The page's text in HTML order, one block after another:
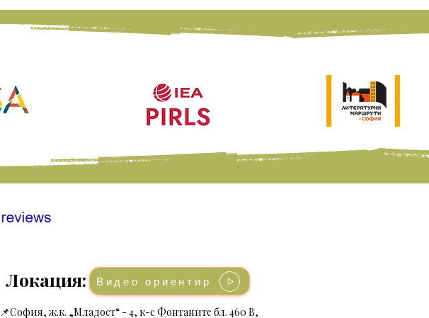
Видео ориентир
Локация:
📌София, ж.к. „Младост“ - 4, к-с Фонтаните бл. 460 В,